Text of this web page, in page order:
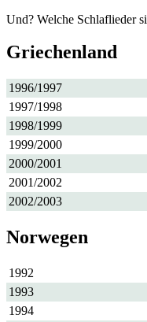
Und? Welche Schlaflieder
Griechenland
1996/1997
1997/1998
1998/1999
1999/2000
2000/2001
2001/2002
2002/2003
Norwegen
1992
1993
1994